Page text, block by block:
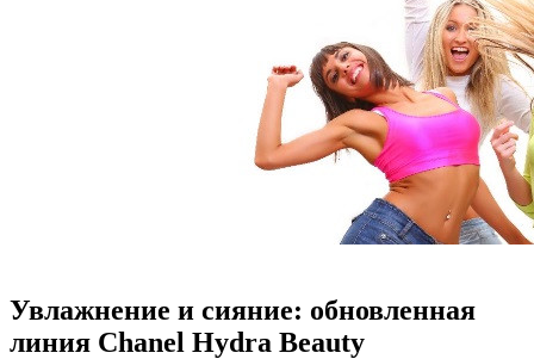
Увлажнение и сияние: обновленная
линия Chanel Hydra Beauty